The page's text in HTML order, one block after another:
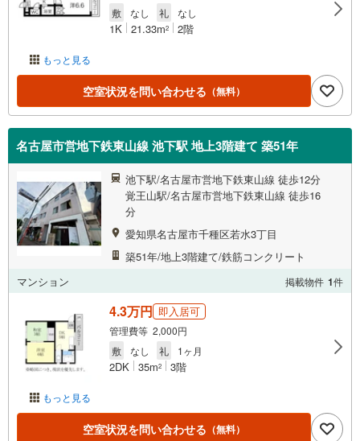
もっと見る
敷
なし 礼 なし
1K 21.33m2 2階
空室状況を問い合わせる （無料）
名古屋市営地下鉄東山線 池下駅 地上3階建て 築51年
池下駅/名古屋市営地下鉄東山線 徒歩12分
覚王山駅/名古屋市営地下鉄東山線 徒歩16
分
愛知県名古屋市千種区若水3丁目
築51年/地上3階建て/鉄筋コンクリート
マンション
掲載物件 1件
もっと見る
4.3万円 即入居可
管理費等 2,000円
敷
なし 礼 1ヶ月
2DK 35m2 3階
空室状況を問い合わせる （無料）